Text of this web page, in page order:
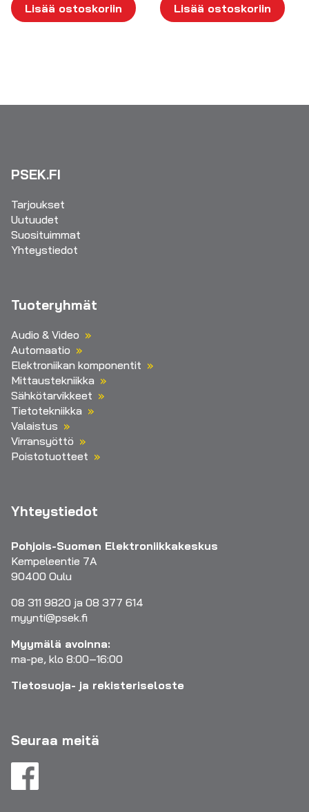
Lisää ostoskoriin Lisää ostoskoriin
PSEK.FI
Tarjoukset
Uutuudet
Suosituimmat
Yhteystiedot
Tuoteryhmät
Audio & Video
Automaatio
Elektroniikan komponentit
Mittaustekniikka
Sähkötarvikkeet
Tietotekniikka
Valaistus
Virransyöttö
Poistotuotteet
Yhteystiedot
Pohjois-Suomen Elektroniikkakeskus
Kempeleentie 7A
90400 Oulu
08 311 9820 ja 08 377 614
myynti@psek.fi
Myymälä avoinna:
ma-pe, klo 8:00–16:00
Tietosuoja- ja rekisteriseloste
Seuraa meitä